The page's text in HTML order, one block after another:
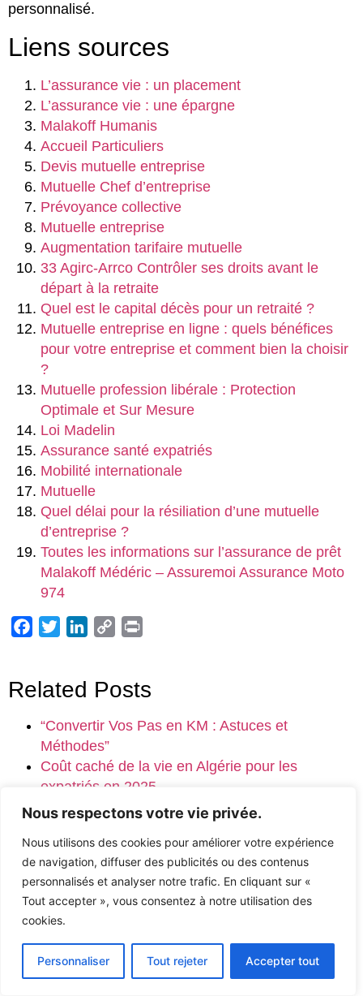
Nous respectons votre vie privée.
Nous utilisons des cookies pour améliorer votre expérience
de navigation, diffuser des publicités ou des contenus
personnalisés et analyser notre trafic. En cliquant sur «
Tout accepter », vous consentez à notre utilisation des
cookies.
Personnaliser Tout rejeter Accepter tout
personnalisé.
Liens sources
L’assurance vie : un placement
L’assurance vie : une épargne
Malakoff Humanis
Accueil Particuliers
Devis mutuelle entreprise
Mutuelle Chef d’entreprise
Prévoyance collective
Mutuelle entreprise
Augmentation tarifaire mutuelle
33 Agirc-Arrco Contrôler ses droits avant le
départ à la retraite
Quel est le capital décès pour un retraité ?
Mutuelle entreprise en ligne : quels bénéfices
pour votre entreprise et comment bien la choisir
?
Mutuelle profession libérale : Protection
Optimale et Sur Mesure
Loi Madelin
Assurance santé expatriés
Mobilité internationale
Mutuelle
Quel délai pour la résiliation d’une mutuelle
d’entreprise ?
Toutes les informations sur l’assurance de prêt
Malakoff Médéric – Assuremoi Assurance Moto
974
Facebook
TwitterLinkedIn
Copy
Related Posts
“Convertir Vos Pas en KM : Astuces et
Méthodes”
Coût caché de la vie en Algérie pour les
expatriés en 2025
Réassurance : enjeux futurs liés à réassurance
post-covid
Divorce et assurance : Que faire en cas de
séparation ?
Déménagement de la CPAM à Fourmies : Ce
que cela change pour vous !
Assurance habitation en 2025 : Ce qui va
changer pour vous
Tout ce que vous devez savoir sur la paroxétine